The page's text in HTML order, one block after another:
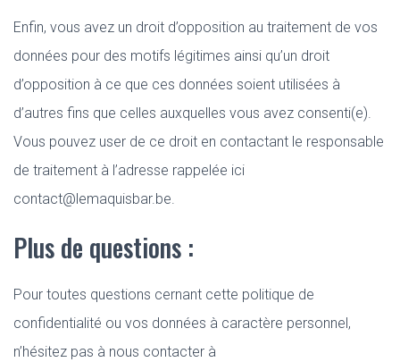
Enfin, vous avez un droit d’opposition au traitement de vos
données pour des motifs légitimes ainsi qu’un droit
d’opposition à ce que ces données soient utilisées à
d’autres fins que celles auxquelles vous avez consenti(e).
Vous pouvez user de ce droit en contactant le responsable
de traitement à l’adresse rappelée ici
contact@lemaquisbar.be.
Plus de questions :
Pour toutes questions cernant cette politique de
confidentialité ou vos données à caractère personnel,
n’hésitez pas à nous contacter à